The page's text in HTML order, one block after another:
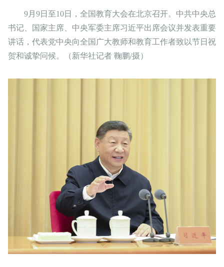
9月9日至10日，全国教育大会在北京召开。中共中央总
书记、国家主席、中央军委主席习近平出席会议并发表重要
讲话，代表党中央向全国广大教师和教育工作者致以节日祝
贺和诚挚问候。（新华社记者 鞠鹏/摄）